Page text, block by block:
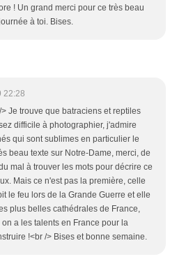
! Un grand merci pour ce très beau
à toi. Bises.
22:28
Je trouve que batraciens et reptiles
difficile à photographier, j'admire
qui sont sublimes en particulier le
beau texte sur Notre-Dame, merci, de
mal à trouver les mots pour décrire ce
Mais ce n'est pas la première, celle
le feu lors de la Grande Guerre et elle
plus belles cathédrales de France,
a les talents en France pour la
!<br /> Bises et bonne semaine.